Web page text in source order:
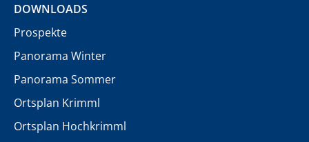
DOWNLOADS
Prospekte
Panorama Winter
Panorama Sommer
Ortsplan Krimml
Ortsplan Hochkrimml